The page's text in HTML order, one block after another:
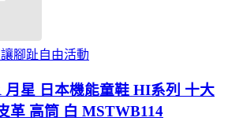
腳趾自由活動
星 日本機能童鞋 HI系列 十大
革 高筒 白 MSTWB114